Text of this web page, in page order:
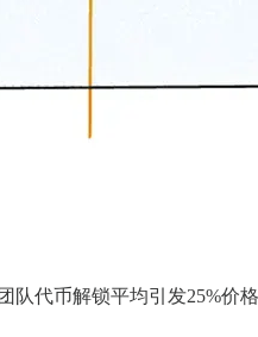
代币解锁平均引发25%价格